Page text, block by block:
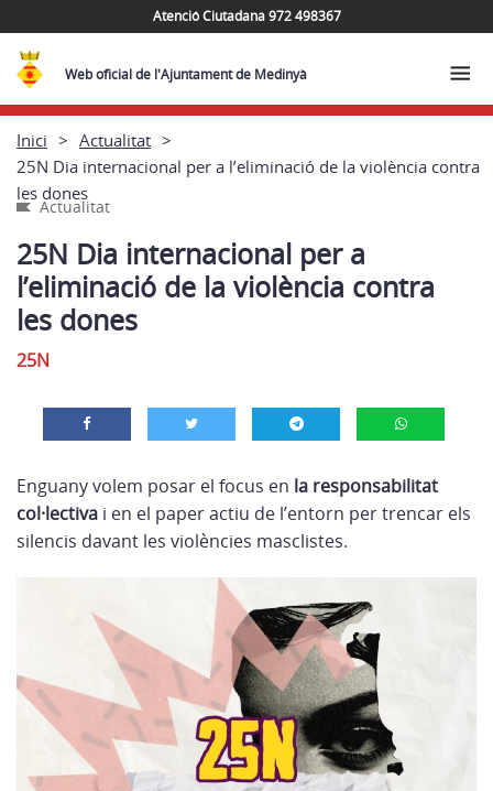
Atenció Ciutadana 972 498367
Web oficial de l'Ajuntament de Medinyà
Inici
Actualitat
25N Dia internacional per a l’eliminació de la violència contra
les dones
Actualitat
25N Dia internacional per a
l’eliminació de la violència contra
les dones
25N
Enguany volem posar el focus en la responsabilitat
col·lectiva i en el paper actiu de l’entorn per trencar els
silencis davant les violències masclistes.